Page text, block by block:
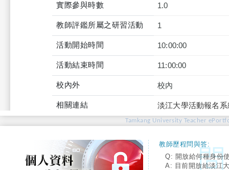
實際參與時數 1.0
教師評鑑所屬之研習活動 1
活動開始時間 10:00:00
活動結束時間 11:00:00
校內外 校內
相關連結 淡江大學活動報名
Tamkang University Teacher
教師歷程問與答:
Q: 開放給何種身份
A: 目前開放給淡江